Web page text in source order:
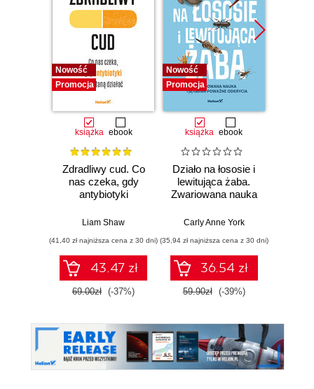
Nowość
Promocja
książka ebook
Zdradliwy cud. Co
nas czeka, gdy
antybiotyki
Liam Shaw
(41,40 zł najniższa cena z 30 dni)
43.47 zł
69.00zł (-37%)
Nowość
Promocja
książka ebook
Działo na łososie i
lewitująca żaba.
Zwariowana nauka
poważne odkrycia
Carly Anne York
(35,94 zł najniższa cena z 30 dni)
36.54 zł
59.90zł (-39%)